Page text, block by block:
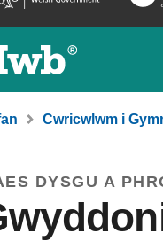
Cwricwlwm i
DYSGU A